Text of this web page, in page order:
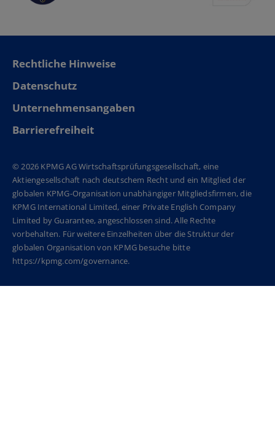
Rechtliche Hinweise
Datenschutz
Unternehmensangaben
Barrierefreiheit